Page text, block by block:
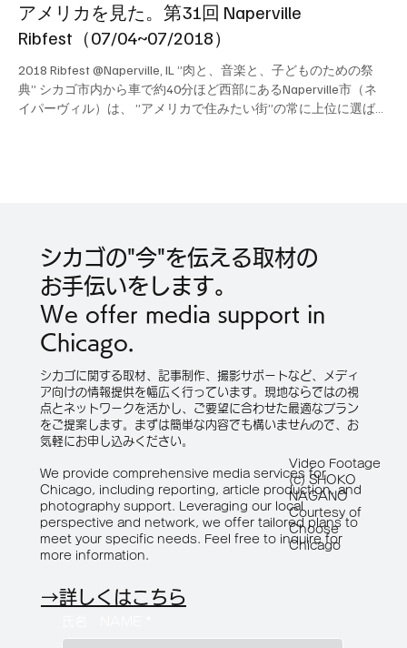
アメリカを見た。第31回 Naperville
Ribfest（07/04~07/2018）
2018 Ribfest @Naperville, IL ”肉と、音楽と、子どものための祭
典” シカゴ市内から車で約40分ほど西部にあるNaperville市（ネ
イパーヴィル）は、 ”アメリカで住みたい街”の常に上位に選ばれ
せ、「これをお目当てに州外や国外からも客が押し寄せるほどに
なりました」と、主催者のMary Howenstineさんは言う。 とはい
え、「コンサートが目当てではなく早い時間に家族と楽しみた
い」という人には”ファミリー価格”も設定されており、7月4日の
独立記念日の花火大会を見る人のために5時以降の入場は無料開
シカゴの"今"を伝える取材の
お手伝いをします。
We offer media support in
Chicago.
シカゴに関する取材、記事制作、撮影サポートなど、メディ
ア向けの情報提供を幅広く行っています。現地ならではの視
点とネットワークを活かし、ご要望に合わせた最適なプラン
をご提案します。まずは簡単な内容でも構いませんので、お
気軽にお申し込みください。
We provide comprehensive media services for
Chicago, including reporting, article production, and
photography support. Leveraging our local
perspective and network, we offer tailored plans to
meet your specific needs. Feel free to inquire for
more information.
→詳しくはこちら
Video Footage
(c) SHOKO
NAGANO
Courtesy of
Choose
Chicago